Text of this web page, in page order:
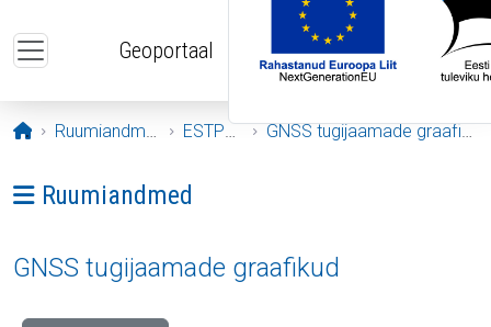
Geoportaal
Avaleht
Ruumiandmed ESTPOS GNSS tugijaamade graafikud
Ava menüü: Ruumiandmed
Ruumiandmed
GNSS tugijaamade graafikud